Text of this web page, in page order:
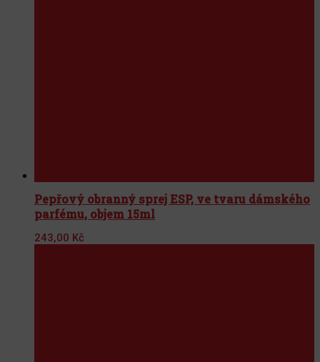
Pepřový obranný sprej ESP, ve tvaru dámského
parfému, objem 15ml
243,00 Kč